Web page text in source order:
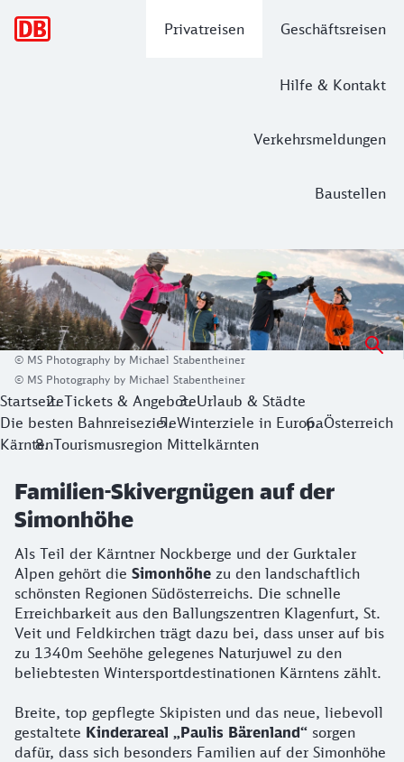
Privatreisen Geschäftsreisen
Hilfe & Kontakt
Verkehrsmeldungen
Baustellen
Familien-Skivergnügen auf der
Als Teil der Kärntner Nockberge und der Gurktaler Alpen
Breite, top gepflegte Skipisten und das neue, liebevoll
© MS Photography by Michael Stabentheiner
© MS Photography by Michael Stabentheiner
StartseiteTickets & AngeboteUrlaub & Städte
Die besten BahnreisezieleWinterziele in EuropaÖsterreich
KärntenTourismusregion Mittelkärnten
Familien-Skivergnügen auf der
Simonhöhe
Als Teil der Kärntner Nockberge und der Gurktaler
Alpen gehört die Simonhöhe zu den landschaftlich
schönsten Regionen Südösterreichs. Die schnelle
Erreichbarkeit aus den Ballungszentren Klagenfurt, St.
Veit und Feldkirchen trägt dazu bei, dass unser auf bis
zu 1340m Seehöhe gelegenes Naturjuwel zu den
beliebtesten Wintersportdestinationen Kärntens zählt.
Breite, top gepflegte Skipisten und das neue, liebevoll
gestaltete Kinderareal „Paulis Bärenland“ sorgen
dafür, dass sich besonders Familien auf der Simonhöhe